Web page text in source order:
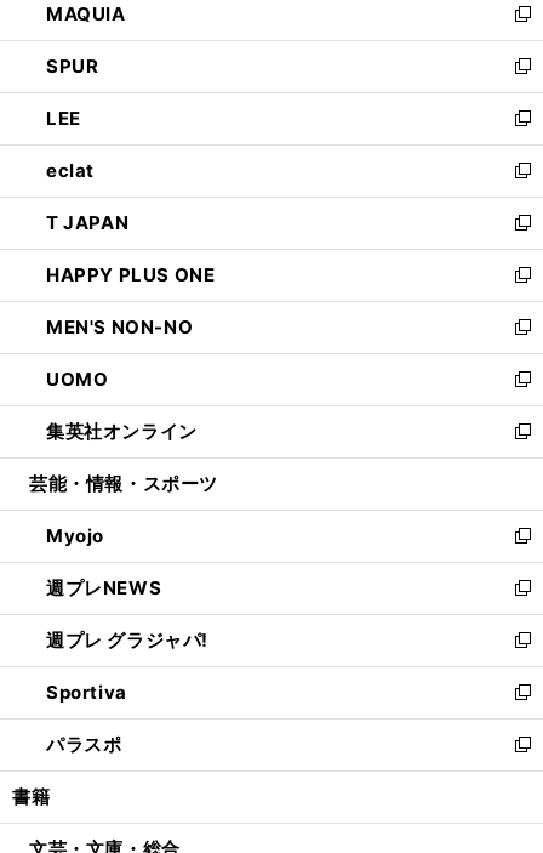
ド
ウ
で
開
く
ィ
ン
ド
ウ
で
開
く
い
ウ
ィ
ン
ド
ウ
で
開
く
MAQUIA
新
し
い
ウ
ィ
ン
ド
ウ
で
開
く
SPUR
新
し
い
ウ
ィ
ン
ド
ウ
で
開
く
LEE
新
し
い
ウ
ィ
ン
ド
ウ
で
開
く
eclat
新
し
い
ウ
ィ
ン
ド
ウ
で
開
く
T JAPAN
新
し
い
ウ
ィ
ン
ド
ウ
で
開
HAPPY PLUS ONE
新
し
い
ウ
ィ
ン
ド
ウ
開
く
MEN'S NON-NO
新
し
い
ウ
ィ
ン
ウ
で
開
く
UOMO
新
し
い
ウ
ン
ド
ウ
で
開
く
集英社オンライン
新
し
ウ
ィ
ン
ド
ウ
で
開
く
芸能・情報・スポーツ
Myojo
新
し
い
ウ
ィ
ン
ド
ウ
で
開
週プレNEWS
新
し
い
ウ
ィ
ン
ド
ウ
開
週プレ グラジャパ!
新
し
い
ウ
ィ
ン
ウ
Sportiva
新
し
い
ウ
ン
パラスポ
新
し
ウ
書籍